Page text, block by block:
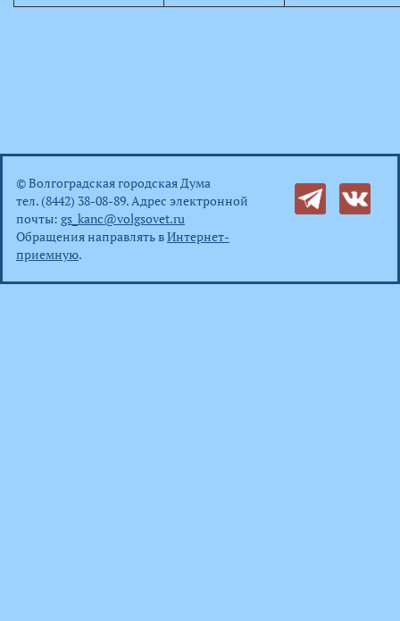
© Волгоградская городская Дума
тел. (8442) 38-08-89. Адрес электронной
почты: gs_kanc@volgsovet.ru
Обращения направлять вИнтернет-
приемную.